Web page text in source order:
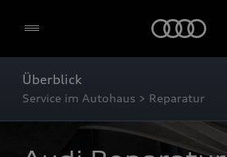
Überblick
Service im Autohaus > Reparatur